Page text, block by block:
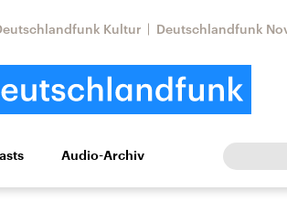
Kultur Deutschlandfunk
Kultur Europa
Audio-Archiv